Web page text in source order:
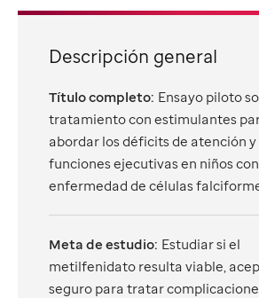
Descripción general
Título completo: Ensayo piloto
tratamiento con estimulantes
abordar los déficits de atención y
funciones ejecutivas en niños con
enfermedad de células
Meta de estudio: Estudiar si el
metilfenidato resulta viable,
seguro para tratar